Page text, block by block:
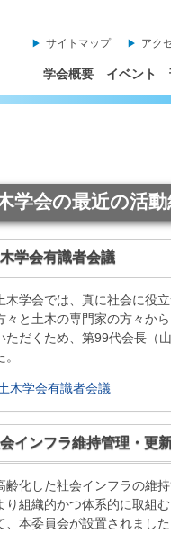
サイトマップ アク
学会概要 イベント
学会の最近の活
学会有識者会議
木学会では、真に社会に役
々と土木の専門家の方々か
ただくため、第99代会長（
。
木学会有識者会議
インフラ維持管理・更
齢化した社会インフラの維
り組織的かつ体系的に取組
、本委員会が設置されました